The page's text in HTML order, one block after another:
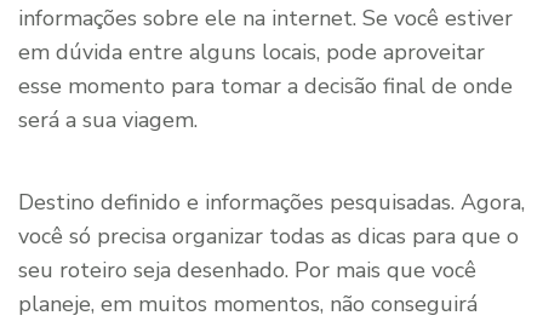
informações sobre ele na internet. Se você estiver
em dúvida entre alguns locais, pode aproveitar
esse momento para tomar a decisão final de onde
será a sua viagem.
Destino definido e informações pesquisadas. Agora,
você só precisa organizar todas as dicas para que o
seu roteiro seja desenhado. Por mais que você
planeje, em muitos momentos, não conseguirá